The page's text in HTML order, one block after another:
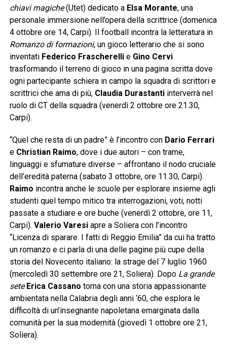
chiavi magiche(Utet) dedicato a Elsa Morante, una
personale immersione nell’opera della scrittrice (domenica
4 ottobre ore 14, Carpi). Il football incontra la letteratura in
Romanzo di formazioni, un gioco letterario che si sono
inventati Federico Frascherelli e Gino Cervi
trasformando il terreno di gioco in una pagina scritta dove
ogni partecipante schiera in campo la squadra di scrittori e
scrittrici che ama di più, Claudia Durastantiinterverrà nel
ruolo di CT della squadra (venerdì 2 ottobre ore 21.30,
Carpi).
“Quel che resta di un padre” è l’incontro con Dario Ferrari
eChristian Raimo, dove i due autori – con trame,
linguaggi e sfumature diverse – affrontano il nodo cruciale
dell’eredità paterna (sabato 3 ottobre, ore 11.30, Carpi).
Raimo incontra anche le scuole per esplorare insieme agli
studenti quel tempo mitico tra interrogazioni, voti, notti
passate a studiare e ore buche (venerdì 2 ottobre, ore 11,
Carpi). Valerio Varesiapre a Soliera con l’incontro
“Licenza di sparare. I fatti di Reggio Emilia” da cui ha tratto
un romanzo e ci parla di una delle pagine più cupe della
storia del Novecento italiano: la strage del 7 luglio 1960
(mercoledì 30 settembre ore 21, Soliera). Dopo La grande
sete Erica Cassano torna con una storia appassionante
ambientata nella Calabria degli anni ‘60, che esplora le
difficoltà di un’insegnante napoletana emarginata dalla
comunità per la sua modernità (giovedì 1 ottobre ore 21,
Soliera).